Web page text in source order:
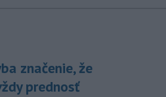
značenie, že
prednosť